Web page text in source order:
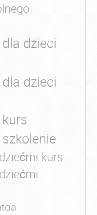
dzieci
dzieci
kurs